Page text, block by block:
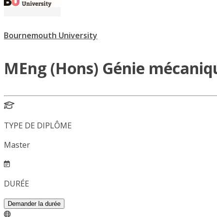
Bournemouth University
MEng (Hons) Génie
TYPE DE DIPLÔME
Master
DURÉE
Demander la durée